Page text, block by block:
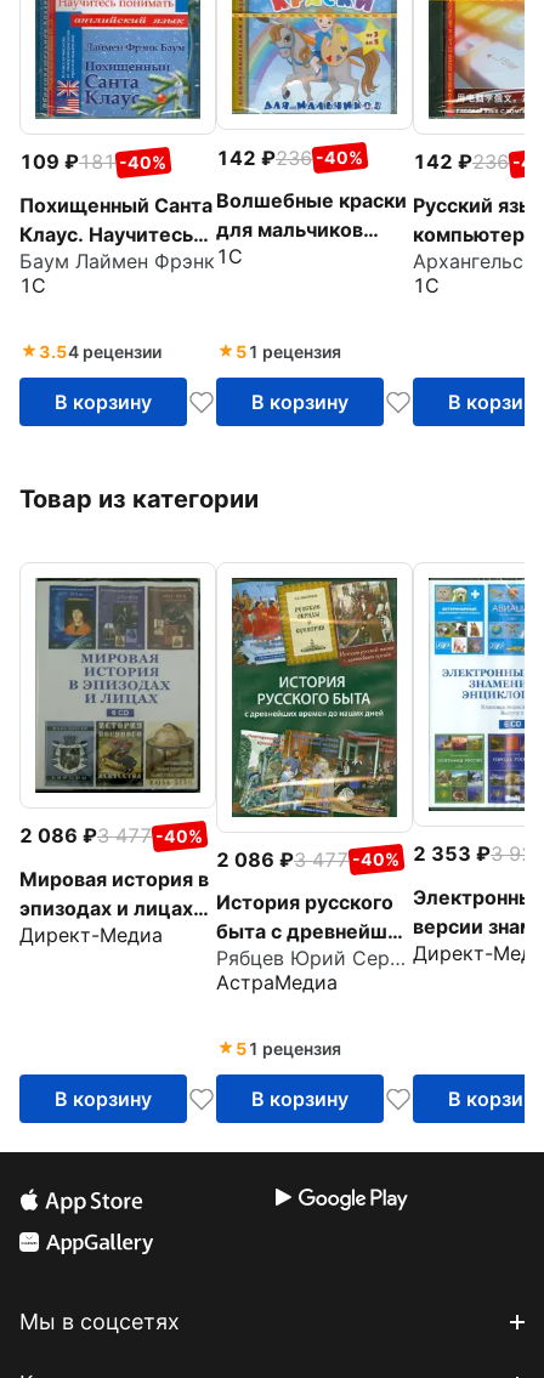
109 181 -40%
Похищенный Санта
Клаус. Научитесь
понимать
английский (CDpc)
Баум Лаймен Фрэнк
1С
3.54 рецензии
В корзину
142 236 -40%
Волшебные краски
для мальчиков
(CDpc)
1С
51 рецензия
В корзину
142 236 -
Русский
1. Китайский
интерфейс
1С
В корзину
Товар из категории
2 086 3 477 -40%
Мировая история в
эпизодах и лицах
(6CD)
Директ-Медиа
В корзину
2 086 3 477 -40%
История русского
быта с древнейших
времен до наших
дней (6СD)
Рябцев Юрий Сергеевич
АстраМедиа
51 рецензия
В корзину
2 353
3 921
версии
Директ-
В корзину
Мы в соцсетях